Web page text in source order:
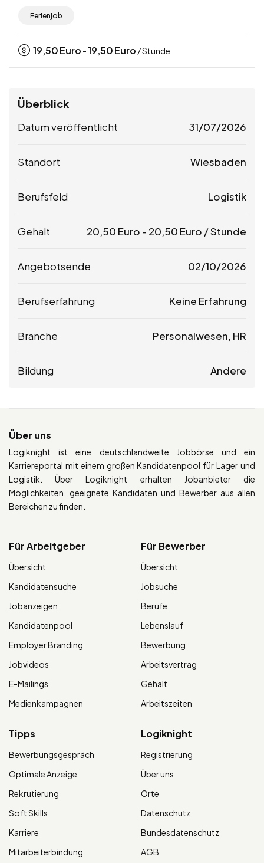
Ferienjob
19,50Euro -19,50Euro / Stunde
Überblick
Datum veröffentlicht 31/07/2026
Standort Wiesbaden
Berufsfeld Logistik
Gehalt 20,50 Euro - 20,50 Euro / Stunde
Angebotsende 02/10/2026
Berufserfahrung Keine Erfahrung
Branche Personalwesen, HR
Bildung Andere
Über uns
Logiknight ist eine deutschlandweite Jobbörse und ein
Karriereportal mit einem großen Kandidatenpool für Lager und
Logistik. Über Logiknight erhalten Jobanbieter die
Möglichkeiten, geeignete Kandidaten und Bewerber aus allen
Bereichen zu finden.
Für Arbeitgeber
Übersicht
Kandidatensuche
Jobanzeigen
Kandidatenpool
Employer Branding
Jobvideos
E-Mailings
Medienkampagnen
Für Bewerber
Übersicht
Jobsuche
Berufe
Lebenslauf
Bewerbung
Arbeitsvertrag
Gehalt
Arbeitszeiten
Tipps
Bewerbungsgespräch
Optimale Anzeige
Rekrutierung
Soft Skills
Karriere
Mitarbeiterbindung
Logiknight
Registrierung
Über uns
Orte
Datenschutz
Bundesdatenschutz
AGB